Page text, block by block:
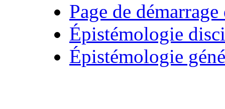
Page de
Épistémologie
Épistémologie